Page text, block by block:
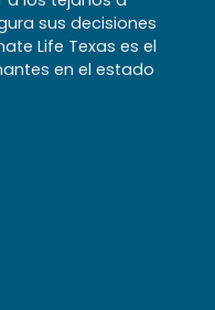
sus decisiones
Life Texas es el
en el estado